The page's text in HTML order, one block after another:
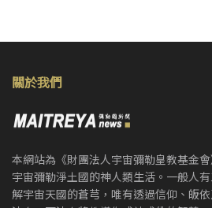
關於我們
本網站為《財團法人宇宙彌勒皇教基金
宇宙彌勒淨土國的神人類生活。一般人
解宇宙天國的蒼芎，唯有透過信仰、皈